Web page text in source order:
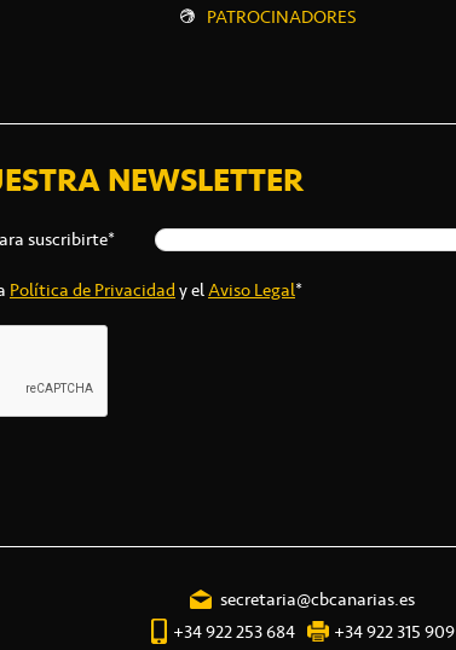
PATROCINADORES
NEWSLETTER
suscribirte*
Política de Privacidady elAviso Legal*
secretaria@cbcanarias.es
+34 922 253 684
+34 922 315 909